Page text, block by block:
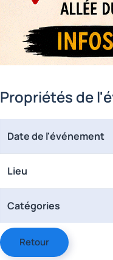
Propriétés de
Date de l'événement
Lieu
Catégories
Retour